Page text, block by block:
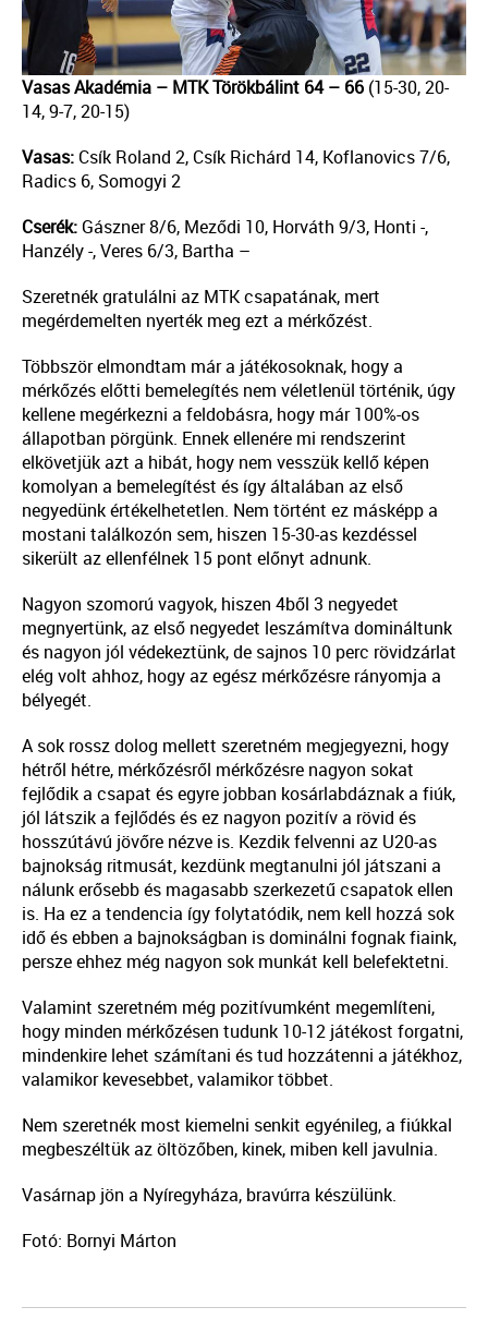
Vasas Akadémia – MTK Törökbálint 64 – 66 (15-30, 20-
14, 9-7, 20-15)
Vasas: Csík Roland 2, Csík Richárd 14, Koflanovics 7/6,
Radics 6, Somogyi 2
Cserék: Gászner 8/6, Meződi 10, Horváth 9/3, Honti -,
Hanzély -, Veres 6/3, Bartha –
Szeretnék gratulálni az MTK csapatának, mert
megérdemelten nyerték meg ezt a mérkőzést.
Többször elmondtam már a játékosoknak, hogy a
mérkőzés előtti bemelegítés nem véletlenül történik, úgy
kellene megérkezni a feldobásra, hogy már 100%-os
állapotban pörgünk. Ennek ellenére mi rendszerint
elkövetjük azt a hibát, hogy nem vesszük kellő képen
komolyan a bemelegítést és így általában az első
negyedünk értékelhetetlen. Nem történt ez másképp a
mostani találkozón sem, hiszen 15-30-as kezdéssel
sikerült az ellenfélnek 15 pont előnyt adnunk.
Nagyon szomorú vagyok, hiszen 4ből 3 negyedet
megnyertünk, az első negyedet leszámítva domináltunk
és nagyon jól védekeztünk, de sajnos 10 perc rövidzárlat
elég volt ahhoz, hogy az egész mérkőzésre rányomja a
bélyegét.
A sok rossz dolog mellett szeretném megjegyezni, hogy
hétről hétre, mérkőzésről mérkőzésre nagyon sokat
fejlődik a csapat és egyre jobban kosárlabdáznak a fiúk,
jól látszik a fejlődés és ez nagyon pozitív a rövid és
hosszútávú jövőre nézve is. Kezdik felvenni az U20-as
bajnokság ritmusát, kezdünk megtanulni jól játszani a
nálunk erősebb és magasabb szerkezetű csapatok ellen
is. Ha ez a tendencia így folytatódik, nem kell hozzá sok
idő és ebben a bajnokságban is dominálni fognak fiaink,
persze ehhez még nagyon sok munkát kell belefektetni.
Valamint szeretném még pozitívumként megemlíteni,
hogy minden mérkőzésen tudunk 10-12 játékost forgatni,
mindenkire lehet számítani és tud hozzátenni a játékhoz,
valamikor kevesebbet, valamikor többet.
Nem szeretnék most kiemelni senkit egyénileg, a fiúkkal
megbeszéltük az öltözőben, kinek, miben kell javulnia.
Vasárnap jön a Nyíregyháza, bravúrra készülünk.
Fotó: Bornyi Márton